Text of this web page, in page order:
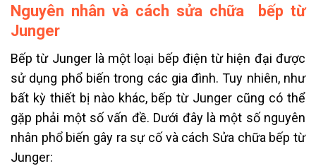
Nguyên nhân và cách sửa chữa bếp từ
Junger
Bếp từ Junger là một loại bếp điện từ hiện đại được
sử dụng phổ biến trong các gia đình. Tuy nhiên, như
bất kỳ thiết bị nào khác, bếp từ Junger cũng có thể
gặp phải một số vấn đề. Dưới đây là một số nguyên
nhân phổ biến gây ra sự cố và cách Sửa chữa bếp từ
Junger: